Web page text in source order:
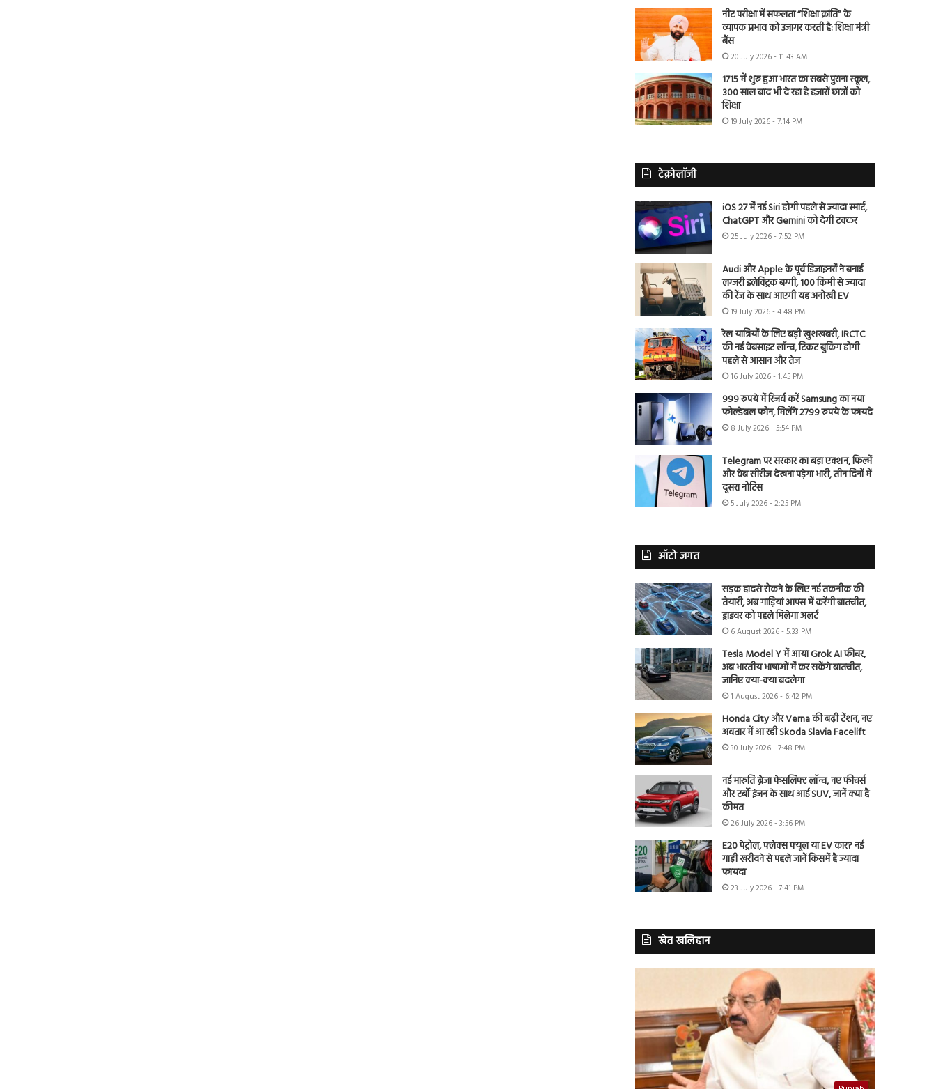
नीट परीक्षा में सफलता “शिक्षा क्रांति” के
व्यापक प्रभाव को उजागर करती है: शिक्षा मंत्री
बैंस
20 July 2026 - 11:43 AM
1715 में शुरू हुआ भारत का सबसे पुराना स्कूल,
300 साल बाद भी दे रहा है हजारों छात्रों को
शिक्षा
19 July 2026 - 7:14 PM
टेक्नोलॉजी
iOS 27 में नई Siri होगी पहले से ज्यादा स्मार्ट,
ChatGPT और Gemini को देगी टक्कर
25 July 2026 - 7:52 PM
Audi और Apple के पूर्व डिजाइनरों ने बनाई
लग्जरी इलेक्ट्रिक बग्गी, 100 किमी से ज्यादा
की रेंज के साथ आएगी यह अनोखी EV
19 July 2026 - 4:48 PM
रेल यात्रियों के लिए बड़ी खुशखबरी, IRCTC
की नई वेबसाइट लॉन्च, टिकट बुकिंग होगी
पहले से आसान और तेज
16 July 2026 - 1:45 PM
999 रुपये में रिजर्व करें Samsung का नया
फोल्डेबल फोन, मिलेंगे 2799 रुपये के फायदे
8 July 2026 - 5:54 PM
Telegram पर सरकार का बड़ा एक्शन, फिल्में
और वेब सीरीज देखना पड़ेगा भारी, तीन दिनों में
दूसरा नोटिस
5 July 2026 - 2:25 PM
ऑटो जगत
सड़क हादसे रोकने के लिए नई तकनीक की
तैयारी, अब गाड़ियां आपस में करेंगी बातचीत,
ड्राइवर को पहले मिलेगा अलर्ट
6 August 2026 - 5:33 PM
Tesla Model Y में आया Grok AI फीचर,
अब भारतीय भाषाओं में कर सकेंगे बातचीत,
जानिए क्या-क्या बदलेगा
1 August 2026 - 6:42 PM
Honda City और Verna की बढ़ी टेंशन, नए
अवतार में आ रही Skoda Slavia Facelift
30 July 2026 - 7:48 PM
नई मारुति ब्रेजा फेसलिफ्ट लॉन्च, नए फीचर्स
और टर्बो इंजन के साथ आई SUV, जानें क्या है
कीमत
26 July 2026 - 3:56 PM
E20 पेट्रोल, फ्लेक्स फ्यूल या EV कार? नई
गाड़ी खरीदने से पहले जानें किसमें है ज्यादा
फायदा
23 July 2026 - 7:41 PM
खेत खलिहान